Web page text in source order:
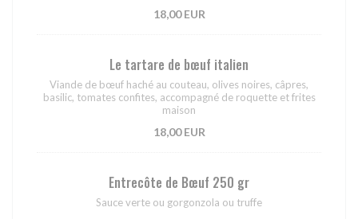
18,00 EUR
Le tartare de bœuf italien
Viande de bœuf haché au couteau, olives noires, câpres,
basilic, tomates confites, accompagné de roquette et frites
maison
18,00 EUR
Entrecôte de Bœuf 250 gr
Sauce verte ou gorgonzola ou truffe